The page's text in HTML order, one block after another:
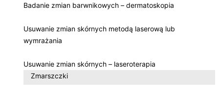
Badanie zmian barwnikowych – dermatoskopia
Usuwanie zmian skórnych metodą laserową lub
wymrażania
Usuwanie zmian skórnych – laseroterapia
Zmarszczki